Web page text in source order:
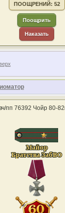
ПООЩРЕНИЙ: 52
Поощрить
Наказать
пп 76392 Чойр 80-